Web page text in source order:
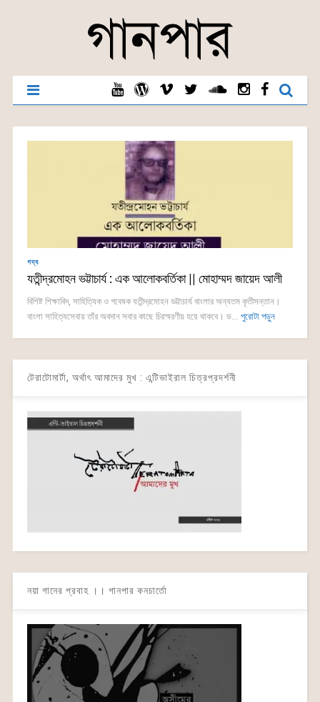
গদ্য
যতীন্দ্রমোহন ভট্টাচার্য : এক আলোকবর্তিকা || মোহাম্মদ জায়েদ আলী
বিশিষ্ট শিক্ষাবিদ, সাহিত্যিক ও গবেষক যতীন্দ্রমোহন ভট্টাচার্য বাংলার অন্যতম কৃতীসন্তান।
বাংলা সাহিত্যসেবায় তাঁর অবদান সবার কাছে চিরস্মরণীয় হয়ে থাকবে। ড... পুরোটা পড়ুন
টেরাটোমার্টা, অর্থাৎ আমাদের মুখ : এন্টিভাইরাল চিত্রপ্রদর্শনী
নয়া গানের প্রবাহ ।। গানপার কনচার্তো